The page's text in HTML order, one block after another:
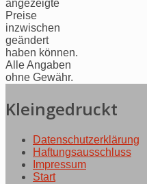
angezeigte
Preise
inzwischen
geändert
haben können.
Alle Angaben
ohne Gewähr.
Kleingedruckt
Datenschutzerklärung
Haftungsausschluss
Impressum
Start